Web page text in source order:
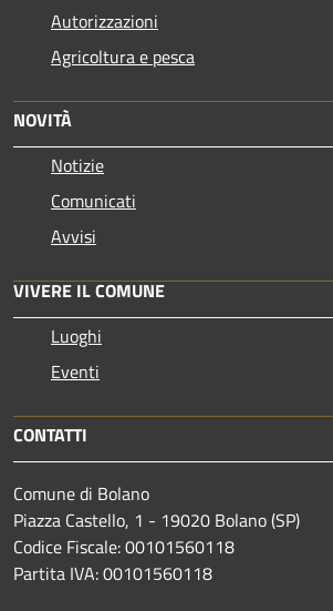
Autorizzazioni
Agricoltura e pesca
NOVITÀ
Notizie
Comunicati
Avvisi
VIVERE IL COMUNE
Luoghi
Eventi
CONTATTI
Comune di Bolano
Piazza Castello, 1 - 19020 Bolano (SP)
Codice Fiscale: 00101560118
Partita IVA: 00101560118